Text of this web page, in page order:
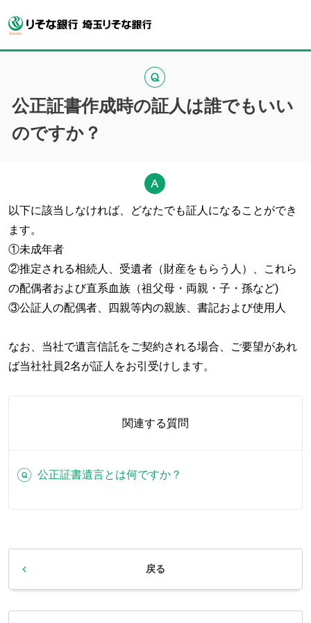
公正証書作成時の証人は誰でもいい
のですか？
以下に該当しなければ、どなたでも証人になることができ
ます。
①未成年者
②推定される相続人、受遺者（財産をもらう人）、これら
の配偶者および直系血族（祖父母・両親・子・孫など)
③公証人の配偶者、四親等内の親族、書記および使用人
なお、当社で遺言信託をご契約される場合、ご要望があれ
ば当社社員2名が証人をお引受けします。
関連する質問
公正証書遺言とは何ですか？
戻る